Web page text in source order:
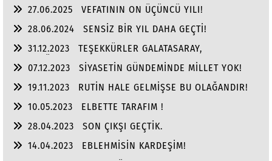
27.06.2025
VEFATININ ON ÜÇÜNCÜ YILI!
28.06.2024
SENSİZ BİR YIL DAHA GEÇTİ!
31.12.2023
TEŞEKKÜRLER GALATASARAY,
TEŞEKKÜRLER FENER BAHÇE!
07.12.2023
SİYASETİN GÜNDEMİNDE MİLLET YOK!
19.11.2023
RUTİN HALE GELMİŞSE BU OLAĞANDIR!
10.05.2023
ELBETTE TARAFIM !
28.04.2023
SON ÇIKŞI GEÇTİK.
14.04.2023
EBLEHMİSİN KARDEŞİM!